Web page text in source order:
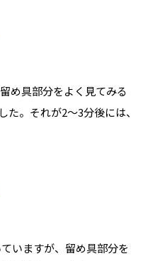
め具部分をよく見てみる
た。それが2〜3分後には、
いますが、留め具部分を